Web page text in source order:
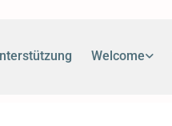
Welcome